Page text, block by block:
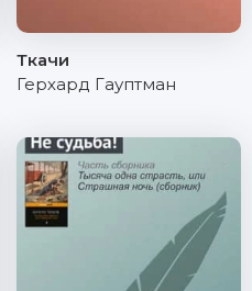
Ткачи
Герхард Гауптман